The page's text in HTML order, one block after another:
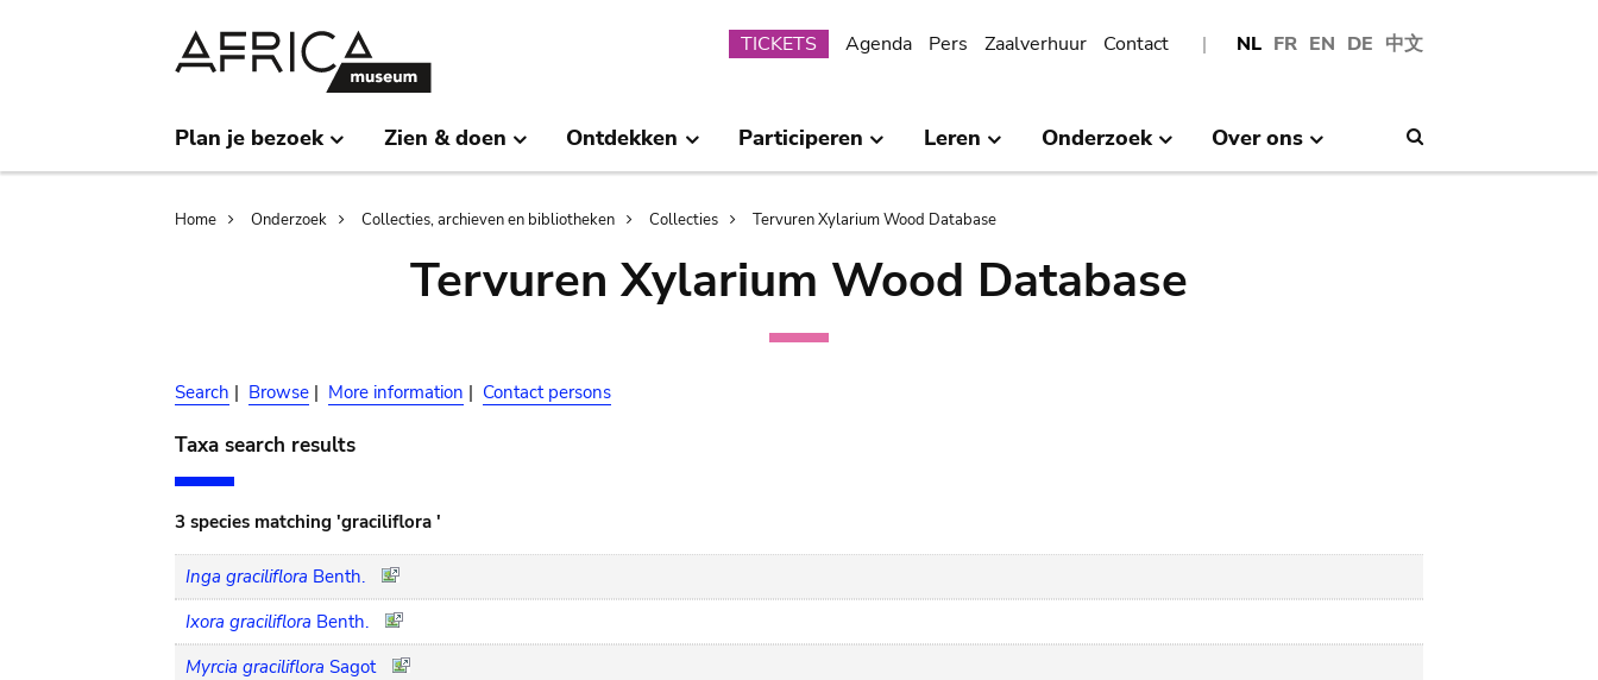
NL FR EN DE 中文
Submenu
TICKETS Agenda Pers Zaalverhuur Contact
Plan je bezoek Zien & doen Ontdekken Participeren Leren Onderzoek Over ons
Breadcrumb
Home Onderzoek Collecties, archieven en bibliotheken Collecties Tervuren Xylarium Wood Database
Tervuren Xylarium Wood Database
Search | Browse | More information | Contact persons
Taxa search results
3 species matching 'graciliflora '
Inga graciliflora Benth.
Ixora graciliflora Benth.
Myrcia graciliflora Sagot